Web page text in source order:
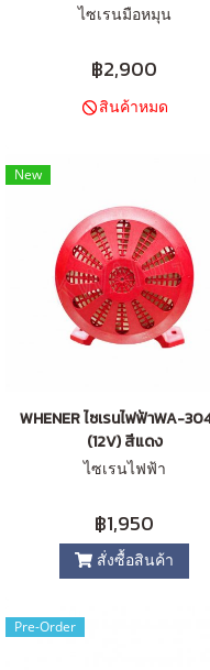
ไซเรนมือหมุน
฿2,900
สินค้าหมด
New
WHENER ไซเรนไฟฟ้าWA-
(12V) สีแดง
ไซเรนไฟฟ้า
฿1,950
สั่งซื้อสินค้า
Pre-Order